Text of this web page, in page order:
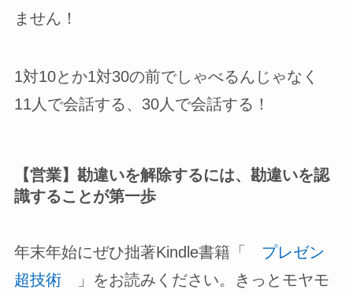
ません！
1対10とか1対30の前でしゃべるんじゃなく
11人で会話する、30人で会話する！
【営業】勘違いを解除するには、勘違いを認
識することが第一歩
年末年始にぜひ拙著Kindle書籍「 プレゼン
超技術」をお読みください。きっとモヤモ